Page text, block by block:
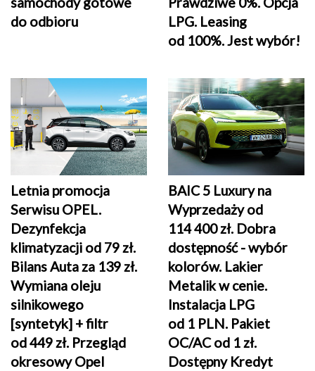
do odbioru
LPG. Leasing
od 100%. Jest wybór!
Letnia promocja
Serwisu OPEL.
Dezynfekcja
klimatyzacji od 79 zł.
Bilans Auta za 139 zł.
Wymiana oleju
silnikowego
[syntetyk] + filtr
od 449 zł. Przegląd
okresowy Opel
BAIC 5 Luxury na
Wyprzedaży od
114 400 zł. Dobra
dostępność - wybór
kolorów. Lakier
Metalik w cenie.
Instalacja LPG
od 1 PLN. Pakiet
OC/AC od 1 zł.
Dostępny Kredyt